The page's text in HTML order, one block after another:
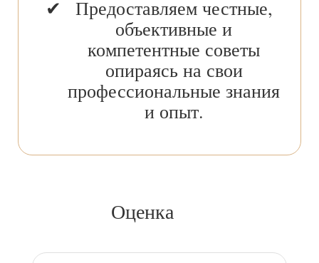
Предоставляем честные,
объективные и
компетентные советы
опираясь на свои
профессиональные знания
и опыт.
Оценка